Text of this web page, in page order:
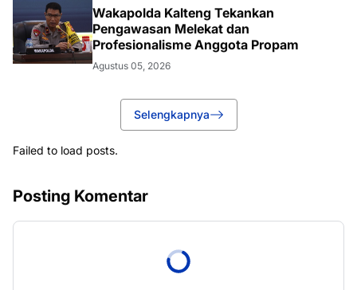
Wakapolda Kalteng Tekankan
Pengawasan Melekat dan
Profesionalisme Anggota Propam
Agustus 05, 2026
Selengkapnya
Failed to load posts.
Posting Komentar